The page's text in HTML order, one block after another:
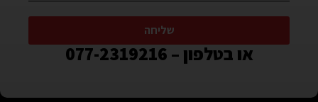
שליחה
או בטלפון – 077-2319216